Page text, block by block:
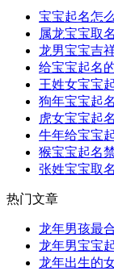
宝宝起名怎
属龙宝宝取名
龙男宝宝吉
给宝宝起名
王姓女宝宝
狗年宝宝起
虎女宝宝起
牛年给宝宝
猴宝宝起名
张姓宝宝取名
热门文章
龙年男孩最
龙年男宝宝
龙年出生的